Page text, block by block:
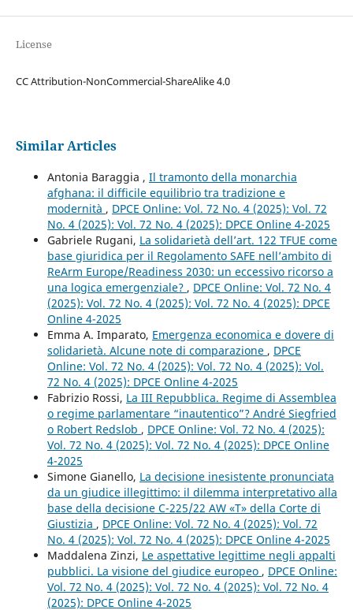
License
CC Attribution-NonCommercial-ShareAlike 4.0
Similar Articles
Antonia Baraggia , Il tramonto della monarchia
afghana: il difficile equilibrio tra tradizione e
modernità , DPCE Online: Vol. 72 No. 4 (2025): Vol. 72
No. 4 (2025): Vol. 72 No. 4 (2025): DPCE Online 4-2025
Gabriele Rugani, La solidarietà dell’art. 122 TFUE come
base giuridica per il Regolamento SAFE nell’ambito di
ReArm Europe/Readiness 2030: un eccessivo ricorso a
una logica emergenziale? , DPCE Online: Vol. 72 No. 4
(2025): Vol. 72 No. 4 (2025): Vol. 72 No. 4 (2025): DPCE
Online 4-2025
Emma A. Imparato, Emergenza economica e dovere di
solidarietà. Alcune note di comparazione , DPCE
Online: Vol. 72 No. 4 (2025): Vol. 72 No. 4 (2025): Vol.
72 No. 4 (2025): DPCE Online 4-2025
Fabrizio Rossi, La III Repubblica. Regime di Assemblea
o regime parlamentare “inautentico”? André Siegfried
o Robert Redslob , DPCE Online: Vol. 72 No. 4 (2025):
Vol. 72 No. 4 (2025): Vol. 72 No. 4 (2025): DPCE Online
4-2025
Simone Gianello, La decisione inesistente pronunciata
da un giudice illegittimo: il dilemma interpretativo alla
base della decisione C-225/22 AW «T» della Corte di
Giustizia , DPCE Online: Vol. 72 No. 4 (2025): Vol. 72
No. 4 (2025): Vol. 72 No. 4 (2025): DPCE Online 4-2025
Maddalena Zinzi, Le aspettative legittime negli appalti
pubblici. La visione del giudice europeo , DPCE Online:
Vol. 72 No. 4 (2025): Vol. 72 No. 4 (2025): Vol. 72 No. 4
(2025): DPCE Online 4-2025